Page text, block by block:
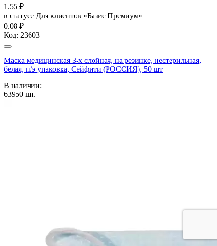
1.55 ₽
в статусе Для клиентов «Базис Премиум»
0.08 ₽
Код: 23603
Маска медицинская 3-х слойная, на резинке, нестерильная,
белая, п/э упаковка, Сейфити (РОССИЯ), 50 шт
В наличии:
63950 шт.